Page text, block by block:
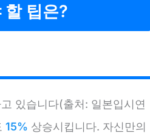
할 팁은?
있습니다(출처: 일본입시연
15% 상승시킵니다. 자신만의